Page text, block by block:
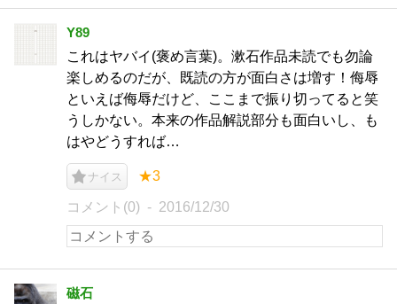
Y89
これはヤバイ(褒め言葉)。漱石作品未読でも勿論
楽しめるのだが、既読の方が面白さは増す！侮辱
といえば侮辱だけど、ここまで振り切ってると笑
うしかない。本来の作品解説部分も面白いし、も
はやどうすれば…
ナイス ★3
コメント(0) 2016/12/30
磁石